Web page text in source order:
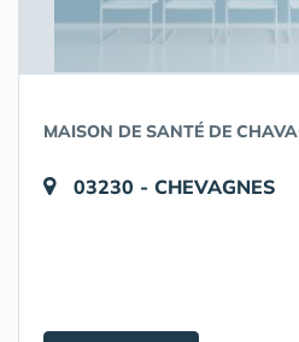
MAISON DE SANTÉ DE
03230 - CHEVAGNES